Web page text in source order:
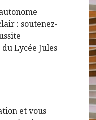
: soutenez-
Lycée Jules
et vous